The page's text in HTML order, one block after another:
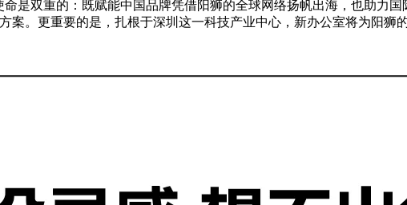
是双重的：既赋能中国品牌凭借阳狮的全球网络扬帆出海，也助力
案。更重要的是，扎根于深圳这一科技产业中心，新办公室将为阳